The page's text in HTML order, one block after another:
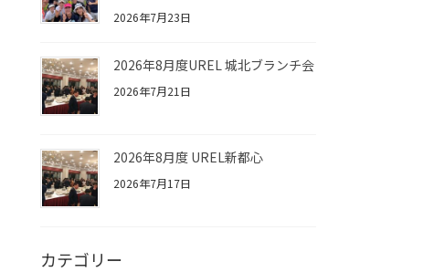
2026年7月23日
2026年8月度UREL 城北ブランチ会
2026年7月21日
2026年8月度 UREL新都心
2026年7月17日
カテゴリー